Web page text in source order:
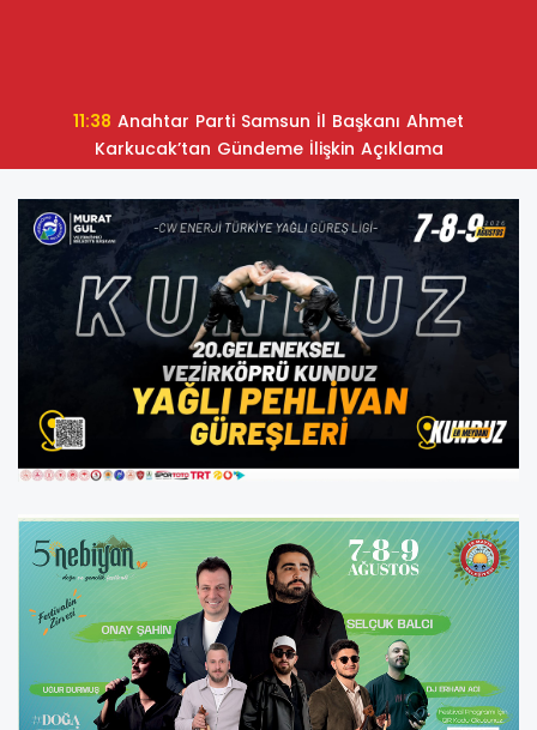
11:38
Karkucak’tan Gündeme İlişkin Açıklama